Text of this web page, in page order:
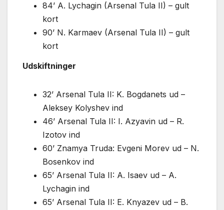
84’ A. Lychagin (Arsenal Tula II) – gult
kort
90’ N. Karmaev (Arsenal Tula II) – gult
kort
Udskiftninger
32’ Arsenal Tula II: K. Bogdanets ud –
Aleksey Kolyshev ind
46’ Arsenal Tula II: I. Azyavin ud – R.
Izotov ind
60’ Znamya Truda: Evgeni Morev ud – N.
Bosenkov ind
65’ Arsenal Tula II: A. Isaev ud – A.
Lychagin ind
65’ Arsenal Tula II: E. Knyazev ud – B.